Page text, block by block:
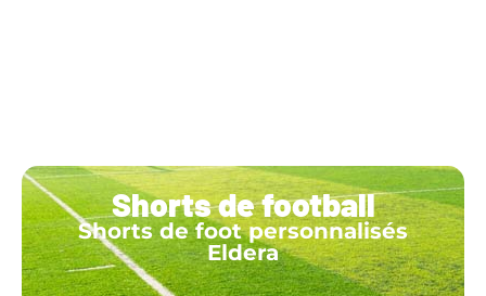
Shorts de football
Shorts de foot personnalisés
Eldera